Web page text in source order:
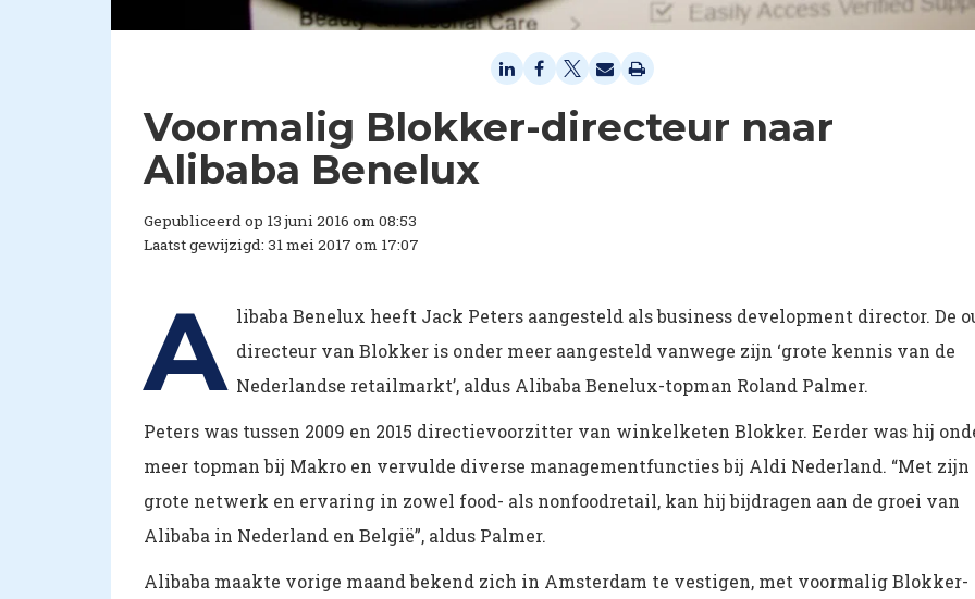
​Voormalig Blokker-directeur naar
Alibaba Benelux
Gepubliceerd op 13 juni 2016 om 08:53
Laatst gewijzigd: 31 mei 2017 om 17:07
A libaba Benelux heeft Jack Peters aangesteld als business development director. De
directeur van Blokker is onder meer aangesteld vanwege zijn ‘grote kennis van de
Nederlandse retailmarkt’, aldus Alibaba Benelux-topman Roland Palmer.
Peters was tussen 2009 en 2015 directievoorzitter van winkelketen Blokker. Eerder was hij
meer topman bij Makro en vervulde diverse managementfuncties bij Aldi Nederland. “Met zijn
grote netwerk en ervaring in zowel food- als nonfoodretail, kan hij bijdragen aan de groei van
Alibaba in Nederland en België”, aldus Palmer.
Alibaba maakte vorige maand bekend zich in Amsterdam te vestigen, met voormalig Blokker-